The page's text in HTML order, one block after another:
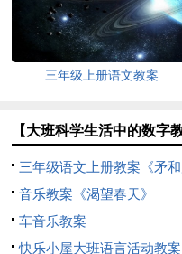
三年级上册语文教案
【大班科学生活中的数字
三年级语文上册教案《矛
的集合》
音乐教案《渴望春天》
车音乐教案
快乐小屋大班语言活动教案